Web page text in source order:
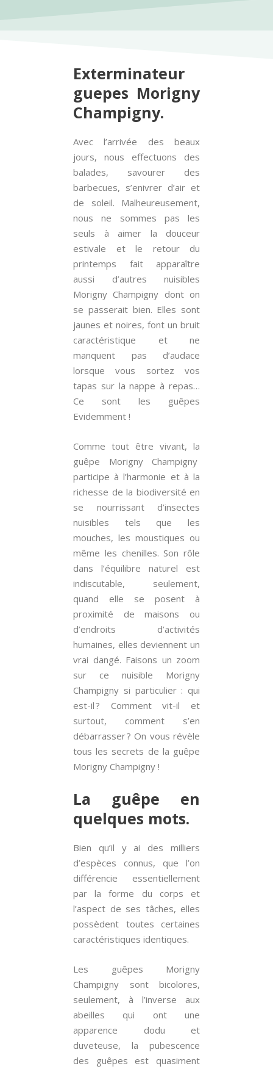
Exterminateur
guepes Morigny
Champigny.
Avec l’arrivée des beaux
jours, nous effectuons des
balades, savourer des
barbecues, s’enivrer d’air et
de soleil. Malheureusement,
nous ne sommes pas les
seuls à aimer la douceur
estivale et le retour du
printemps fait apparaître
aussi d’autres nuisibles
Morigny Champigny dont on
se passerait bien. Elles sont
jaunes et noires, font un bruit
caractéristique et ne
manquent pas d’audace
lorsque vous sortez vos
tapas sur la nappe à repas…
Ce sont les guêpes
Evidemment !
Comme tout être vivant, la
guêpe Morigny Champigny
participe à l’harmonie et à la
richesse de la biodiversité en
se nourrissant d’insectes
nuisibles tels que les
mouches, les moustiques ou
même les chenilles. Son rôle
dans l’équilibre naturel est
indiscutable, seulement,
quand elle se posent à
proximité de maisons ou
d’endroits d’activités
humaines, elles deviennent un
vrai dangé. Faisons un zoom
sur ce nuisible Morigny
Champigny si particulier : qui
est-il ? Comment vit-il et
surtout, comment s’en
débarrasser ? On vous révèle
tous les secrets de la guêpe
Morigny Champigny !
La guêpe en
quelques mots.
Bien qu’il y ai des milliers
d’espèces connus, que l’on
différencie essentiellement
par la forme du corps et
l’aspect de ses tâches, elles
possèdent toutes certaines
caractéristiques identiques.
Les guêpes Morigny
Champigny sont bicolores,
seulement, à l’inverse aux
abeilles qui ont une
apparence dodu et
duveteuse, la pubescence
des guêpes est quasiment